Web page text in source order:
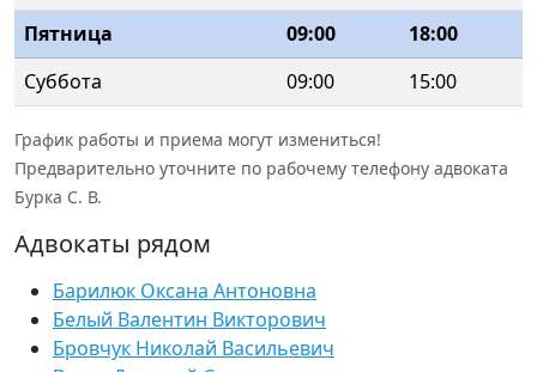
Пятница
09:00
18:00
Суббота
09:00 15:00
График работы и приема могут измениться!
Предварительно уточните по рабочему телефону адвоката
Бурка С. В.
Адвокаты рядом
Барилюк Оксана Антоновна
Белый Валентин Викторович
Бровчук Николай Васильевич